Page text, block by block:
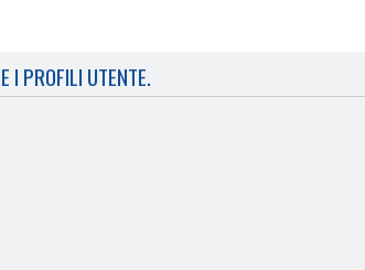
I PROFILI UTENTE.